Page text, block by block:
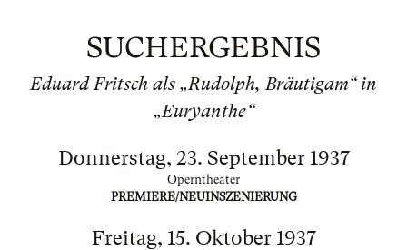
SUCHERGEBNIS
Eduard Fritsch als „Rudolph, Bräutigam“ in
„Euryanthe“
Donnerstag, 23. September 1937
Operntheater
PREMIERE/NEUINSZENIERUNG
Freitag, 15. Oktober 1937